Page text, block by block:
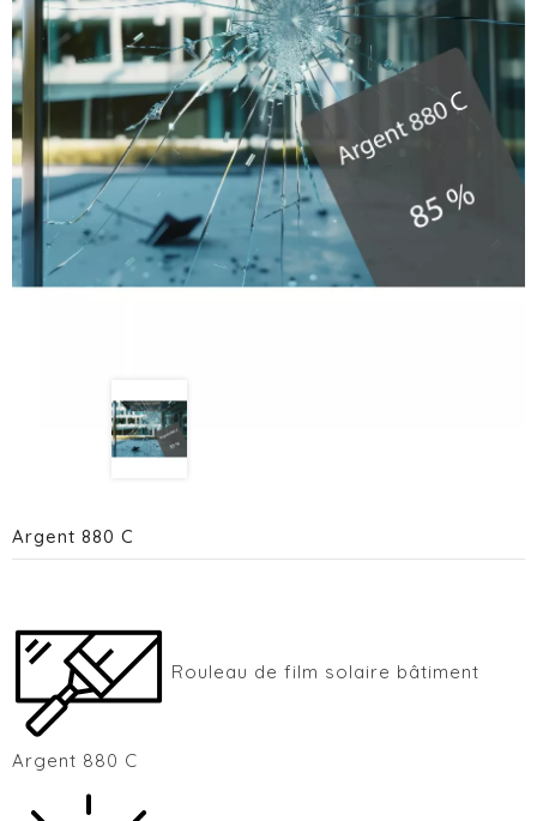
Argent 880 C
Rouleau de film solaire bâtiment
Argent 880 C